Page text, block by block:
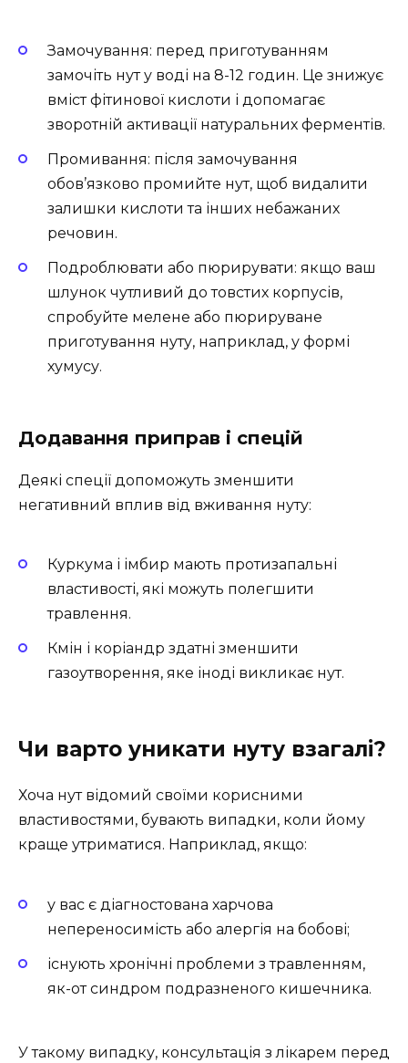
Замочування: перед приготуванням
замочіть нут у воді на 8-12 годин. Це знижує
вміст фітинової кислоти і допомагає
зворотній активації натуральних ферментів.
Промивання: після замочування
обов’язково промийте нут, щоб видалити
залишки кислоти та інших небажаних
речовин.
Подроблювати або пюрирувати: якщо ваш
шлунок чутливий до товстих корпусів,
спробуйте мелене або пюрируване
приготування нуту, наприклад, у формі
хумусу.
Додавання приправ і спецій
Деякі спеції допоможуть зменшити
негативний вплив від вживання нуту:
Куркума і імбир мають протизапальні
властивості, які можуть полегшити
травлення.
Кмін і коріандр здатні зменшити
газоутворення, яке іноді викликає нут.
Чи варто уникати нуту взагалі?
Хоча нут відомий своїми корисними
властивостями, бувають випадки, коли йому
краще утриматися. Наприклад, якщо:
у вас є діагностована харчова
непереносимість або алергія на бобові;
існують хронічні проблеми з травленням,
як-от синдром подразненого кишечника.
У такому випадку, консультація з лікарем перед